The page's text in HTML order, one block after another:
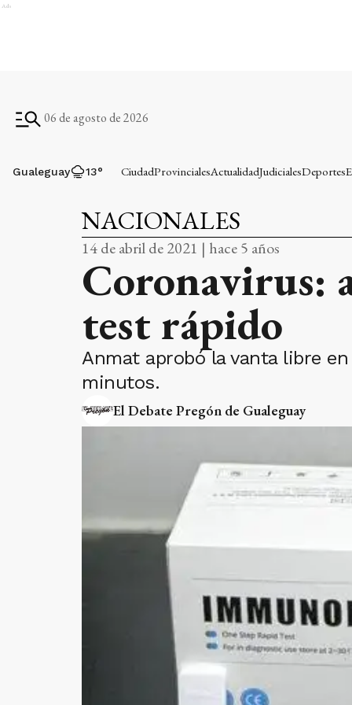
Ads
06 de agosto de 2026
Gualeguay 13° CiudadProvincialesActualidadJudicialesDeportes
NACIONALES
14 de abril de 2021 | hace 5 años
Coronavirus:
test rápido
Anmat aprobó la vanta libre
minutos.
El Debate Pregón de Gualeguay